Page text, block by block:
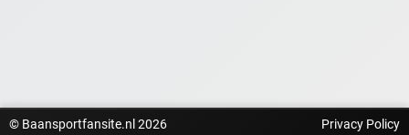
© Baansportfansite.nl 2026 Privacy Policy